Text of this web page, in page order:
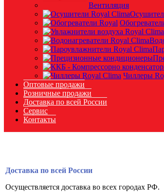
Вентиляция
Чиллеры
Оптовые продажи
Розничные продажи
Доставка по всей России
Сервис
Контакты
Доставка по всей России
Осуществляется доставка во всех городах РФ.